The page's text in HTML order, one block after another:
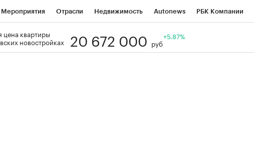
Мероприятия Отрасли Недвижимость Autonews РБК Компании
Визионеры
цена квартиры
новостройках
20 672 000 руб
+5.87%